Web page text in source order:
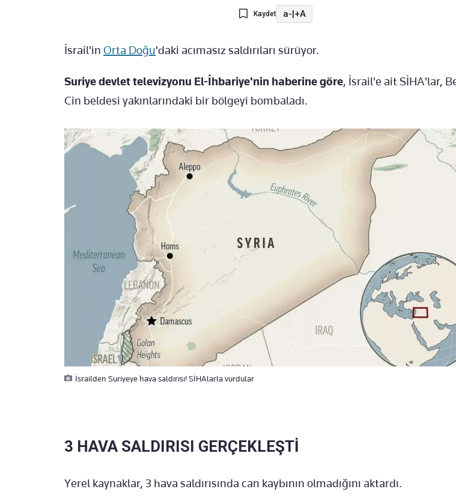
Kaydet a-|+A
İsrail'in Orta Doğu'daki acımasız saldırıları sürüyor.
Suriye devlet televizyonu El-İhbariye'nin haberine göre, İsrail'e ait SİHA'lar,
Cin beldesi yakınlarındaki bir bölgeyi bombaladı.
İsrailden Suriyeye hava saldırısı! SİHAlarla vurdular
3 HAVA SALDIRISI GERÇEKLEŞTİ
Yerel kaynaklar, 3 hava saldırısında can kaybının olmadığını aktardı.